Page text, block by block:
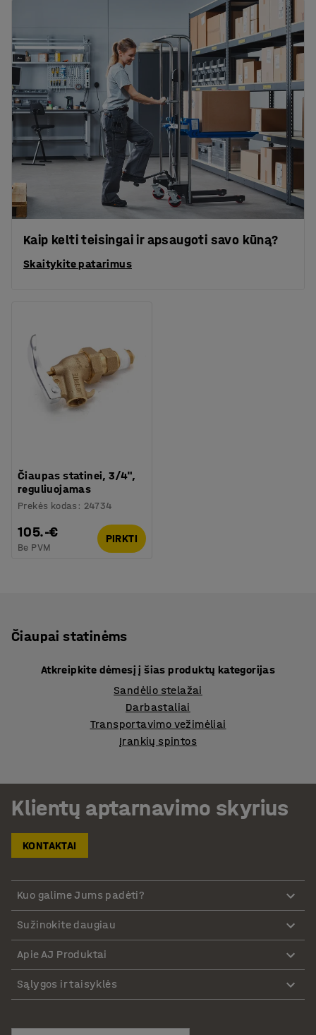
Kaip kelti teisingai ir apsaugoti savo kūną?
Skaitykite patarimus
Čiaupas statinei, 3/4",
reguliuojamas
Prekės kodas : 24734
105.-€
Be PVM
PIRKTI
Čiaupai statinėms
Atkreipkite dėmesį į šias produktų kategorijas
Sandėlio stelažai
Darbastaliai
Transportavimo vežimėliai
Įrankių spintos
Klientų aptarnavimo skyrius
KONTAKTAI
Kuo galime Jums padėti?
Sužinokite daugiau
Apie AJ Produktai
Sąlygos ir taisyklės